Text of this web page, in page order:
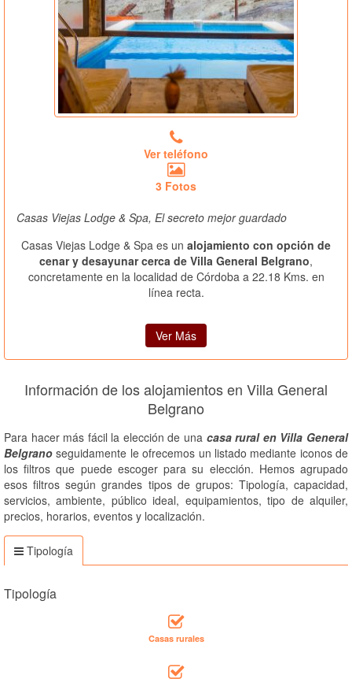
Ver teléfono
3 Fotos
Casas Viejas Lodge & Spa, El secreto mejor guardado
Casas Viejas Lodge & Spa es un alojamiento con opción de
cenar y desayunar cerca de Villa General Belgrano,
concretamente en la localidad de Córdoba a 22.18 Kms. en
línea recta.
Ver Más
Información de los alojamientos en Villa General
Belgrano
Para hacer más fácil la elección de una casa rural en Villa General
Belgrano seguidamente le ofrecemos un listado mediante iconos de
los filtros que puede escoger para su elección. Hemos agrupado
esos filtros según grandes tipos de grupos: Tipología, capacidad,
servicios, ambiente, público ideal, equipamientos, tipo de alquiler,
precios, horarios, eventos y localización.
Tipología
Tipología
Casas rurales